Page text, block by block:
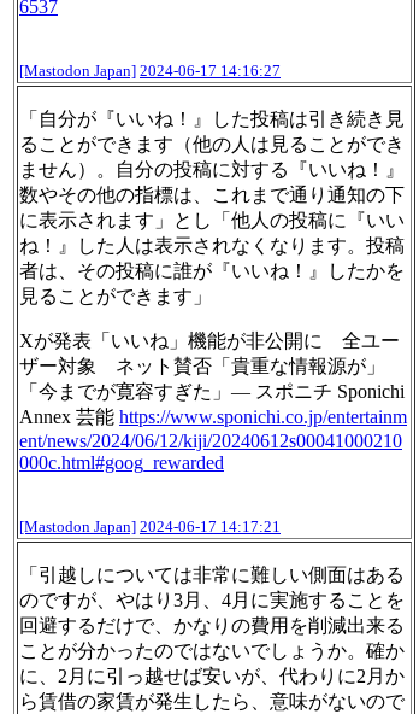
6537
[Mastodon Japan] 2024-06-17 14:16:27
「自分が『いいね！』した投稿は引き続き見
ることができます（他の人は見ることができ
ません）。自分の投稿に対する『いいね！』
数やその他の指標は、これまで通り通知の下
に表示されます」とし「他人の投稿に『いい
ね！』した人は表示されなくなります。投稿
者は、その投稿に誰が『いいね！』したかを
見ることができます」
Xが発表「いいね」機能が非公開に 全ユー
ザー対象 ネット賛否「貴重な情報源が」
「今までが寛容すぎた」― スポニチ Sponichi
Annex 芸能 https://www.sponichi.co.jp/entertainm
ent/news/2024/06/12/kiji/20240612s00041000210
000c.html#goog_rewarded
[Mastodon Japan] 2024-06-17 14:17:21
「引越しについては非常に難しい側面はある
のですが、やはり3月、4月に実施することを
回避するだけで、かなりの費用を削減出来る
ことが分かったのではないでしょうか。確か
に、2月に引っ越せば安いが、代わりに2月か
ら賃借の家賃が発生したら、意味がないので